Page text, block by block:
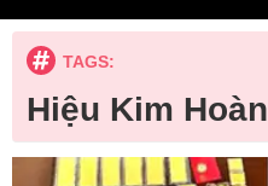
TAGS:
Hiệu Kim Hoàn